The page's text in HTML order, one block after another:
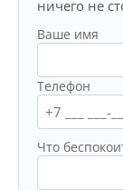
ничего не
Ваше имя
Телефон
Что